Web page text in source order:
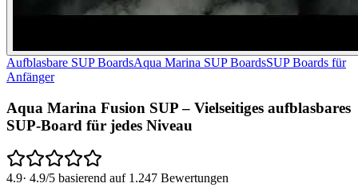
Aufblasbare SUP BoardsAqua Marina SUP BoardsSUP Boards für
Anfänger
Aqua Marina Fusion SUP – Vielseitiges aufblasbares
SUP-Board für jedes Niveau
4.9· 4.9/5 basierend auf 1.247 Bewertungen